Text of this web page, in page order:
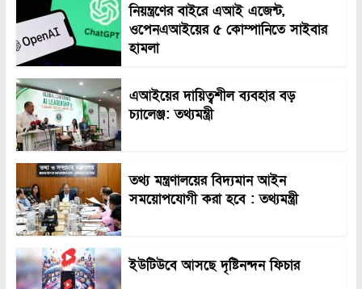
নিয়ন্ত্রণের বাইরে এআই এজেন্ট,
ওপেনএআইয়ের ৫ কোম্পানিতে সাইবার
হামলা
এআইয়ের দায়িত্বশীল ব্যবহার বড়
চ্যালেঞ্জ: তথ্যমন্ত্রী
তথ্য মন্ত্রণালয়ের বিদ্যমান আইন
সময়োপযোগী করা হবে : তথ্যমন্ত্রী
ইউটিউবে আসছে দৃষ্টিনন্দন ফিচার